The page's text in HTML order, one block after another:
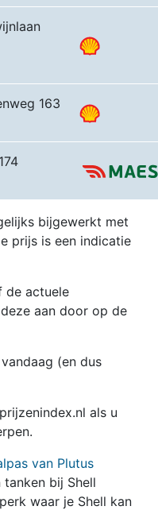
163
bijgewerkt met
prijs is een indicatie
de actuele
aan door op de
(en dus
als u
van Plutus
bij Shell
waar je Shell kan